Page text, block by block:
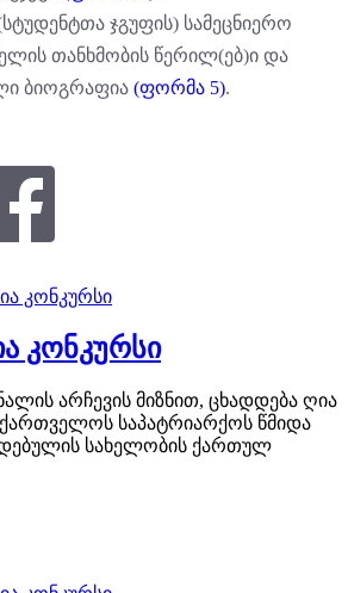
ჯგუფის) სამეცნიერო
თანხმობის წერილ(ებ)ი და
ბიოგრაფია (ფორმა 5).
კონკურსი
არჩევის მიზნით, ცხადდება ღია
საპატრიარქოს წმიდა
სახელობის ქართულ